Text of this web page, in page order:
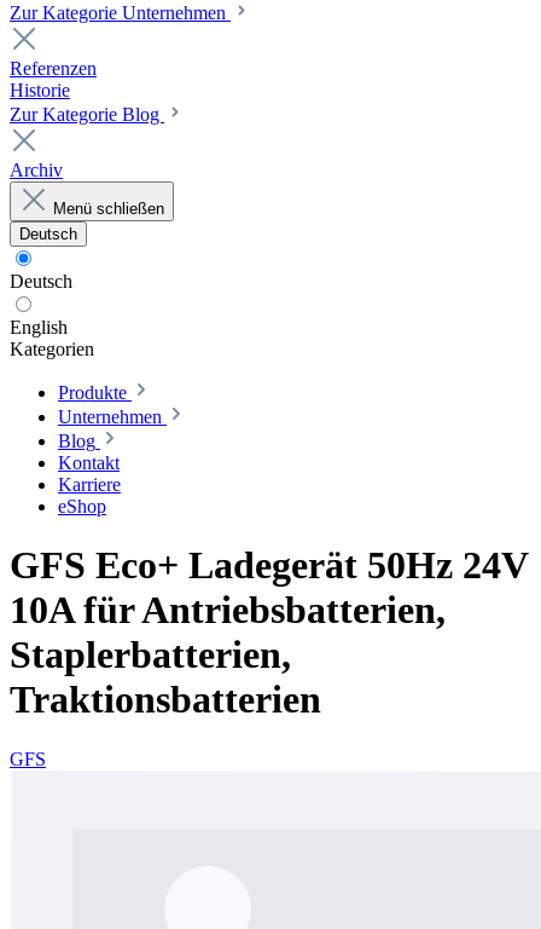
Zur Kategorie Unternehmen
Referenzen
Historie
Zur Kategorie Blog
Archiv
Menü schließen
Deutsch
Deutsch
English
Kategorien
Produkte
Unternehmen
Blog
Kontakt
Karriere
eShop
GFS Eco+ Ladegerät 50Hz 24V
10A für Antriebsbatterien,
Staplerbatterien,
Traktionsbatterien
GFS